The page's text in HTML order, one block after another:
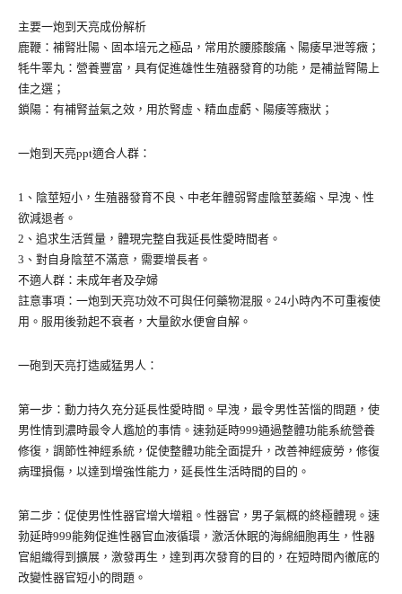
主要一炮到天亮成份解析
鹿鞭：補腎壯陽、固本培元之極品，常用於腰膝酸痛、陽痿早泄等癥；
牦牛睪丸：營養豐富，具有促進雄性生殖器發育的功能，是補益腎陽上
佳之選；
鎖陽：有補腎益氣之效，用於腎虛、精血虛虧、陽痿等癥狀；
一炮到天亮ppt適合人群：
1、陰莖短小，生殖器發育不良、中老年體弱腎虛陰莖萎縮、早洩、性
欲減退者。
2、追求生活質量，體現完整自我延長性愛時間者。
3、對自身陰莖不滿意，需要增長者。
不適人群：未成年者及孕婦
註意事項：一炮到天亮功效不可與任何藥物混服。24小時內不可重複使
用。服用後勃起不衰者，大量飲水便會自解。
一砲到天亮打造威猛男人：
第一步：動力持久充分延長性愛時間。早洩，最令男性苦惱的問題，使
男性情到濃時最令人尷尬的事情。速勃延時999通過整體功能系統營養
修復，調節性神經系統，促使整體功能全面提升，改善神經疲勞，修復
病理損傷，以達到增強性能力，延長性生活時間的目的。
第二步：促使男性性器官增大增粗。性器官，男子氣概的終極體現。速
勃延時999能夠促進性器官血液循環，激活休眠的海綿細胞再生，性器
官組織得到擴展，激發再生，達到再次發育的目的，在短時間內徹底的
改變性器官短小的問題。